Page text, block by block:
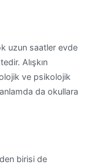
uzun saatler evde
Alışkın
ve psikolojik
da okullara
birisi de